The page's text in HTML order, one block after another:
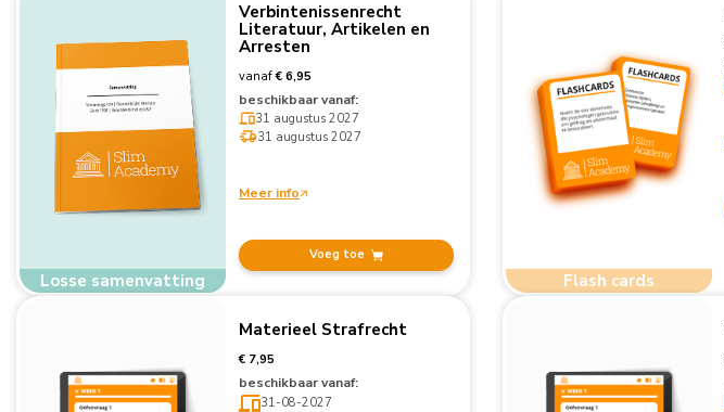
Losse samenvatting
Verbintenissenrecht
Literatuur, Artikelen en
Arresten
vanaf€ 6,95
beschikbaar vanaf:
31 augustus 2027
31 augustus 2027
Meer info
Voeg toe
Flash cards
Materieel Strafrecht
€ 7,95
beschikbaar vanaf:
31-08-2027